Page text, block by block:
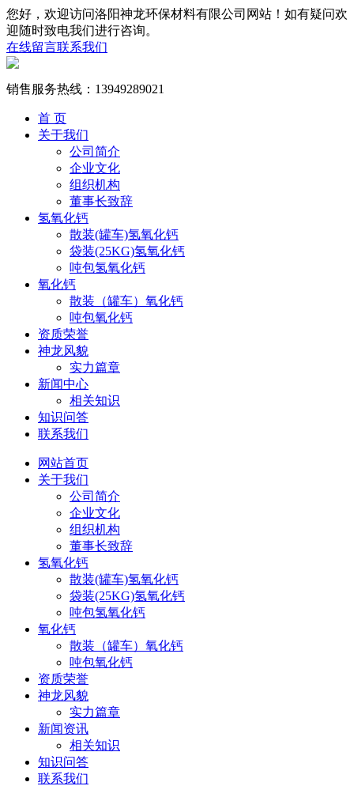
您好，欢迎访问洛阳神龙环保材料有限公司网站！如有疑问欢
迎随时致电我们进行咨询。
在线留言联系我们
销售服务热线： 13949289021
首 页
关于我们
公司简介
企业文化
组织机构
董事长致辞
氢氧化钙
散装(罐车)氢氧化钙
袋装(25KG)氢氧化钙
吨包氢氧化钙
氧化钙
散装（罐车）氧化钙
吨包氧化钙
资质荣誉
神龙风貌
实力篇章
新闻中心
相关知识
知识问答
联系我们
网站首页
关于我们
公司简介
企业文化
组织机构
董事长致辞
氢氧化钙
散装(罐车)氢氧化钙
袋装(25KG)氢氧化钙
吨包氢氧化钙
氧化钙
散装（罐车）氧化钙
吨包氧化钙
资质荣誉
神龙风貌
实力篇章
新闻资讯
相关知识
知识问答
联系我们